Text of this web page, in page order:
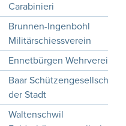
Carabinieri
Brunnen-Ingenbohl
Militärschiessverein
Ennetbürgen Wehrverein
Baar Schützengesellschaft
der Stadt
Waltenschwil